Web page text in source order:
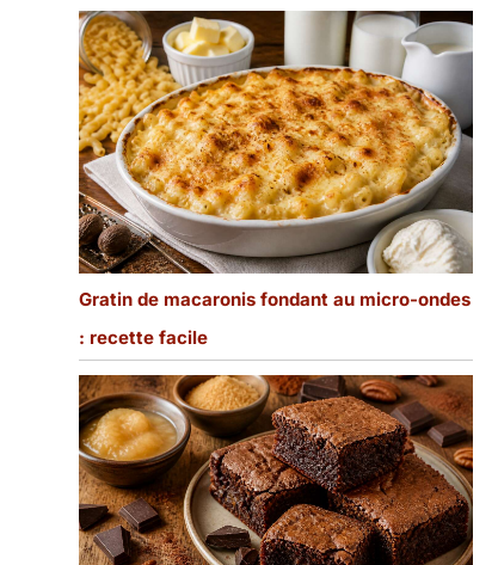
Gratin de macaronis fondant au micro-ondes
: recette facile